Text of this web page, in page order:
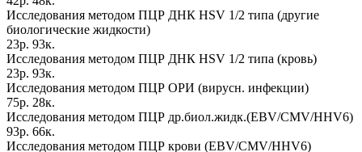
Исследования методом ПЦР ДНК HSV 1/2 типа (другие
биологические жидкости)
23р. 93к.
Исследования методом ПЦР ДНК HSV 1/2 типа (кровь)
23р. 93к.
Исследования методом ПЦР ОРИ (вирусн. инфекции)
75р. 28к.
Исследования методом ПЦР др.биол.жидк.(EBV/CMV/HHV6)
93р. 66к.
Исследования методом ПЦР крови (EBV/CMV/HHV6)